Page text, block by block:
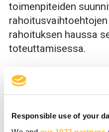
Responsible use of your
toimenpiteiden
rahoituksen haussa
toteuttamisessa.
Lue lisää